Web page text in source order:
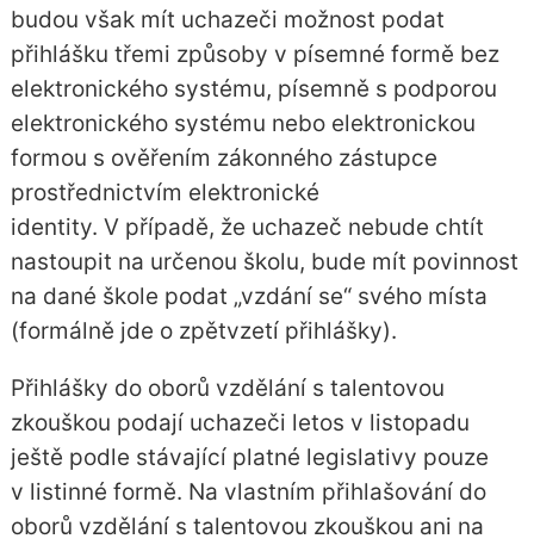
budou však mít uchazeči možnost podat
přihlášku třemi způsoby v písemné formě bez
elektronického systému, písemně s podporou
elektronického systému nebo elektronickou
formou s ověřením zákonného zástupce
prostřednictvím elektronické
identity. V případě, že uchazeč nebude chtít
nastoupit na určenou školu, bude mít povinnost
na dané škole podat „vzdání se“ svého místa
(formálně jde o zpětvzetí přihlášky).
Přihlášky do oborů vzdělání s talentovou
zkouškou podají uchazeči letos v listopadu
ještě podle stávající platné legislativy pouze
v listinné formě. Na vlastním přihlašování do
oborů vzdělání s talentovou zkouškou ani na